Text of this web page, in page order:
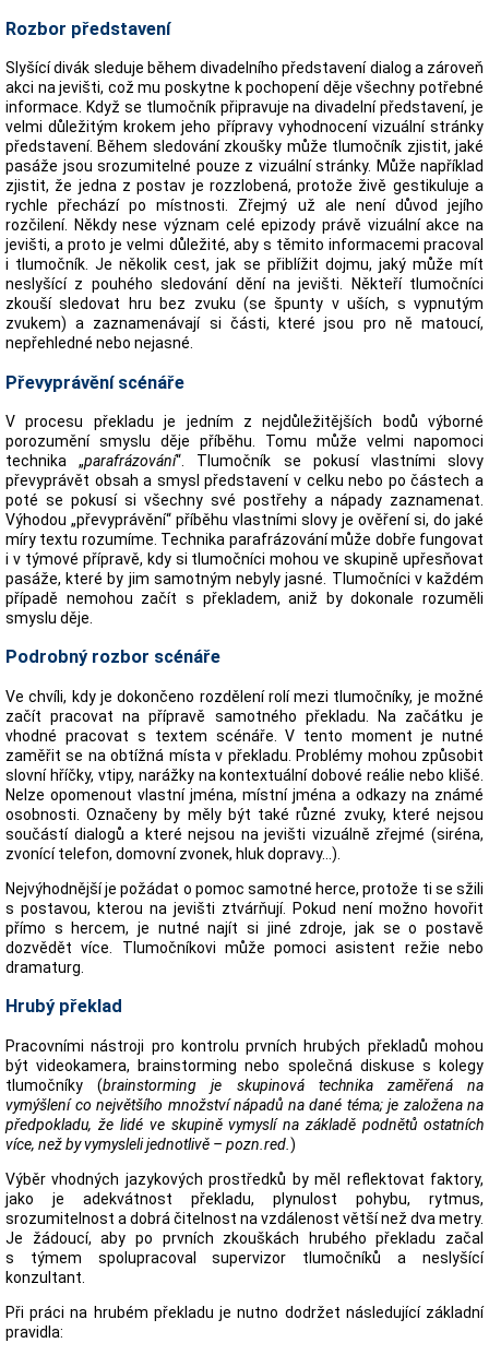
Rozbor představení
Slyšící divák sleduje během divadelního představení dialog a zároveň
akci na jevišti, což mu poskytne k pochopení děje všechny potřebné
informace. Když se tlumočník připravuje na divadelní představení, je
velmi důležitým krokem jeho přípravy vyhodnocení vizuální stránky
představení. Během sledování zkoušky může tlumočník zjistit, jaké
pasáže jsou srozumitelné pouze z vizuální stránky. Může například
zjistit, že jedna z postav je rozzlobená, protože živě gestikuluje a
rychle přechází po místnosti. Zřejmý už ale není důvod jejího
rozčilení. Někdy nese význam celé epizody právě vizuální akce na
jevišti, a proto je velmi důležité, aby s těmito informacemi pracoval
i tlumočník. Je několik cest, jak se přiblížit dojmu, jaký může mít
neslyšící z pouhého sledování dění na jevišti. Někteří tlumočníci
zkouší sledovat hru bez zvuku (se špunty v uších, s vypnutým
zvukem) a zaznamenávají si části, které jsou pro ně matoucí,
nepřehledné nebo nejasné.
Převyprávění scénáře
V procesu překladu je jedním z nejdůležitějších bodů výborné
porozumění smyslu děje příběhu. Tomu může velmi napomoci
technika „parafrázování“. Tlumočník se pokusí vlastními slovy
převyprávět obsah a smysl představení v celku nebo po částech a
poté se pokusí si všechny své postřehy a nápady zaznamenat.
Výhodou „převyprávění“ příběhu vlastními slovy je ověření si, do jaké
míry textu rozumíme. Technika parafrázování může dobře fungovat
i v týmové přípravě, kdy si tlumočníci mohou ve skupině upřesňovat
pasáže, které by jim samotným nebyly jasné. Tlumočníci v každém
případě nemohou začít s překladem, aniž by dokonale rozuměli
smyslu děje.
Podrobný rozbor scénáře
Ve chvíli, kdy je dokončeno rozdělení rolí mezi tlumočníky, je možné
začít pracovat na přípravě samotného překladu. Na začátku je
vhodné pracovat s textem scénáře. V tento moment je nutné
zaměřit se na obtížná místa v překladu. Problémy mohou způsobit
slovní hříčky, vtipy, narážky na kontextuální dobové reálie nebo klišé.
Nelze opomenout vlastní jména, místní jména a odkazy na známé
osobnosti. Označeny by měly být také různé zvuky, které nejsou
součástí dialogů a které nejsou na jevišti vizuálně zřejmé (siréna,
zvonící telefon, domovní zvonek, hluk dopravy…).
Nejvýhodnější je požádat o pomoc samotné herce, protože ti se sžili
s postavou, kterou na jevišti ztvárňují. Pokud není možno hovořit
přímo s hercem, je nutné najít si jiné zdroje, jak se o postavě
dozvědět více. Tlumočníkovi může pomoci asistent režie nebo
dramaturg.
Hrubý překlad
Pracovními nástroji pro kontrolu prvních hrubých překladů mohou
být videokamera, brainstorming nebo společná diskuse s kolegy
tlumočníky (brainstorming je skupinová technika zaměřená na
vymýšlení co největšího množství nápadů na dané téma; je založena na
předpokladu, že lidé ve skupině vymyslí na základě podnětů ostatních
více, než by vymysleli jednotlivě – pozn.red. )
Výběr vhodných jazykových prostředků by měl reflektovat faktory,
jako je adekvátnost překladu, plynulost pohybu, rytmus,
srozumitelnost a dobrá čitelnost na vzdálenost větší než dva metry.
Je žádoucí, aby po prvních zkouškách hrubého překladu začal
s týmem spolupracoval supervizor tlumočníků a neslyšící
konzultant.
Při práci na hrubém překladu je nutno dodržet následující základní
pravidla: